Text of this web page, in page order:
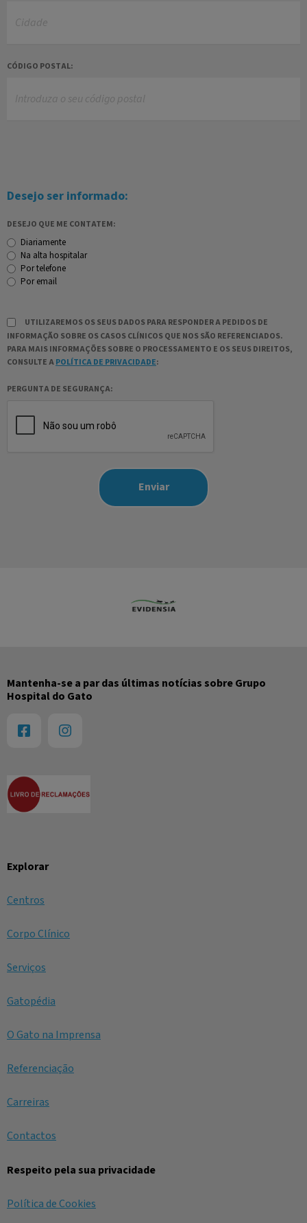
CÓDIGO POSTAL:
Desejo ser informado:
DESEJO QUE ME CONTATEM:
Diariamente
Na alta hospitalar
Por telefone
Por email
UTILIZAREMOS OS SEUS DADOS PARA RESPONDER A PEDIDOS DE
INFORMAÇÃO SOBRE OS CASOS CLÍNICOS QUE NOS SÃO REFERENCIADOS.
PARA MAIS INFORMAÇÕES SOBRE O PROCESSAMENTO E OS SEUS DIREITOS,
CONSULTE A POLÍTICA DE PRIVACIDADE:
PERGUNTA DE SEGURANÇA:
Explorar
Centros
Corpo Clínico
Serviços
Gatopédia
O Gato na Imprensa
Referenciação
Carreiras
Contactos
Respeito pela sua privacidade
Política de Cookies
Mantenha-se a par das últimas notícias sobre Grupo
Hospital do Gato